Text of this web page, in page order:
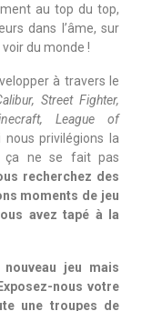
au top du top,
dans l’âme, sur
du monde !
à travers le
Street Fighter,
League of
nous privilégions la
ça ne se fait pas
recherchez des
moments de jeu
avez tapé à la
jeu mais
nous votre
une troupes de